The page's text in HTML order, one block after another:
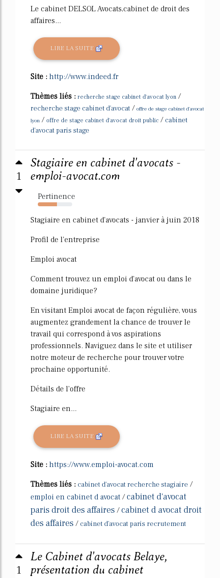
Le cabinet DELSOL Avocats,cabinet de droit des
affaires...
LIRE LA SUITE
Site : http://www.indeed.fr
Thèmes liés : recherche stage cabinet d'avocat lyon /
recherche stage cabinet d'avocat / offre de stage cabinet d'avocat
lyon / offre de stage cabinet d'avocat droit public / cabinet
d'avocat paris stage
1
Stagiaire en cabinet d'avocats -
emploi-avocat.com
Pertinence
55%
Stagiaire en cabinet d'avocats - janvier à juin 2018
Profil de l'entreprise
Emploi avocat
Comment trouvez un emploi d'avocat ou dans le
domaine juridique?
En visitant Emploi avocat de façon régulière, vous
augmentez grandement la chance de trouver le
travail qui correspond à vos aspirations
professionnels. Naviguez dans le site et utiliser
notre moteur de recherche pour trouver votre
prochaine opportunité.
Détails de l'offre
Stagiaire en...
LIRE LA SUITE
Site : https://www.emploi-avocat.com
Thèmes liés : cabinet d'avocat recherche stagiaire /
emploi en cabinet d avocat /cabinet d'avocat
paris droit des affaires /cabinet d avocat droit
des affaires / cabinet d'avocat paris recrutement
1
Le Cabinet d'avocats Belaye,
présentation du cabinet